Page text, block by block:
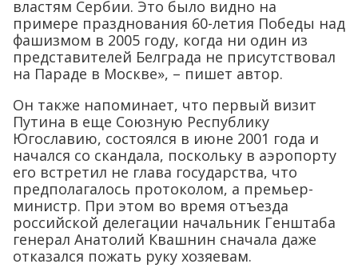
властям Сербии. Это было видно на
примере празднования 60-летия Победы над
фашизмом в 2005 году, когда ни один из
представителей Белграда не присутствовал
на Параде в Москве», – пишет автор.
Он также напоминает, что первый визит
Путина в еще Союзную Республику
Югославию, состоялся в июне 2001 года и
начался со скандала, поскольку в аэропорту
его встретил не глава государства, что
предполагалось протоколом, а премьер-
министр. При этом во время отъезда
российской делегации начальник Генштаба
генерал Анатолий Квашнин сначала даже
отказался пожать руку хозяевам.